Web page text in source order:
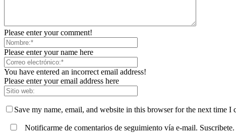
Please enter your comment!
Please enter your name here
You have entered an incorrect email address!
Please enter your email address here
Save my name, email, and website in this browser for the next time I
Notificarme de comentarios de seguimiento vía e-mail. Suscribete.